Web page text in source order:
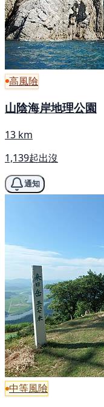
高風險
山陰海岸地理公園
13 km
1,139起出沒
通知
中等風險